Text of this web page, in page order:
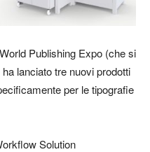
Publishing Expo (che si
lanciato tre nuovi prodotti
per le tipografie
Solution